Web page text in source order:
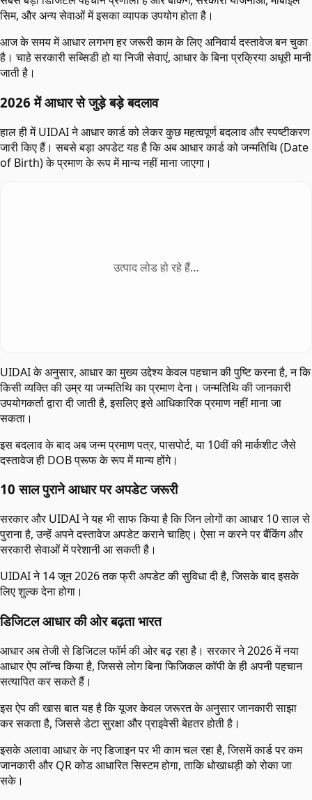
सिम, और अन्य सेवाओं में इसका व्यापक उपयोग होता है।
आज के समय में आधार लगभग हर जरूरी काम के लिए अनिवार्य दस्तावेज बन चुका
है। चाहे सरकारी सब्सिडी हो या निजी सेवाएं, आधार के बिना प्रक्रिया अधूरी मानी
जाती है।
2026 में आधार से जुड़े बड़े बदलाव
हाल ही में UIDAI ने आधार कार्ड को लेकर कुछ महत्वपूर्ण बदलाव और स्पष्टीकरण
जारी किए हैं। सबसे बड़ा अपडेट यह है कि अब आधार कार्ड को जन्मतिथि (Date
of Birth) के प्रमाण के रूप में मान्य नहीं माना जाएगा।
उत्पाद लोड हो रहे हैं…
UIDAI के अनुसार, आधार का मुख्य उद्देश्य केवल पहचान की पुष्टि करना है, न कि
किसी व्यक्ति की उम्र या जन्मतिथि का प्रमाण देना। जन्मतिथि की जानकारी
उपयोगकर्ता द्वारा दी जाती है, इसलिए इसे आधिकारिक प्रमाण नहीं माना जा
सकता।
इस बदलाव के बाद अब जन्म प्रमाण पत्र, पासपोर्ट, या 10वीं की मार्कशीट जैसे
दस्तावेज ही DOB प्रूफ के रूप में मान्य होंगे।
10 साल पुराने आधार पर अपडेट जरूरी
सरकार और UIDAI ने यह भी साफ किया है कि जिन लोगों का आधार 10 साल से
पुराना है, उन्हें अपने दस्तावेज अपडेट कराने चाहिए। ऐसा न करने पर बैंकिंग और
सरकारी सेवाओं में परेशानी आ सकती है।
UIDAI ने 14 जून 2026 तक फ्री अपडेट की सुविधा दी है, जिसके बाद इसके
लिए शुल्क देना होगा।
डिजिटल आधार की ओर बढ़ता भारत
आधार अब तेजी से डिजिटल फॉर्म की ओर बढ़ रहा है। सरकार ने 2026 में नया
आधार ऐप लॉन्च किया है, जिससे लोग बिना फिजिकल कॉपी के ही अपनी पहचान
सत्यापित कर सकते हैं।
इस ऐप की खास बात यह है कि यूजर केवल जरूरत के अनुसार जानकारी साझा
कर सकता है, जिससे डेटा सुरक्षा और प्राइवेसी बेहतर होती है।
इसके अलावा आधार के नए डिजाइन पर भी काम चल रहा है, जिसमें कार्ड पर कम
जानकारी और QR कोड आधारित सिस्टम होगा, ताकि धोखाधड़ी को रोका जा
सके।